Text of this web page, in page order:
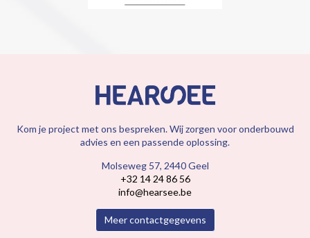
Kom je project met ons bespreken. Wij zorgen voor onderbouwd
advies en een passende oplossing.
Molseweg 57, 2440 Geel
+32 14 24 86 56
info@hearsee.be
Meer contactgegevens